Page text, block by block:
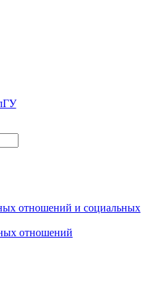
отношений и социальных
отношений